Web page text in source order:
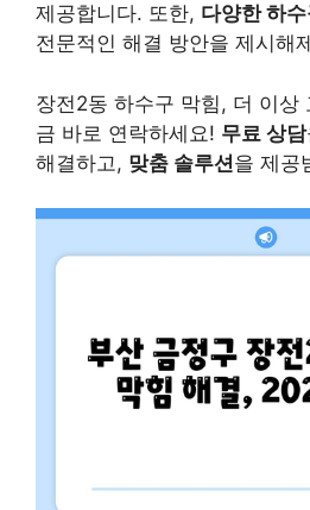
제공합니다. 또한, 다양한 하
전문적인 해결 방안을 제시해
장전2동 하수구 막힘, 더 이상
금 바로 연락하세요! 무료 상담
해결하고, 맞춤 솔루션을 제공